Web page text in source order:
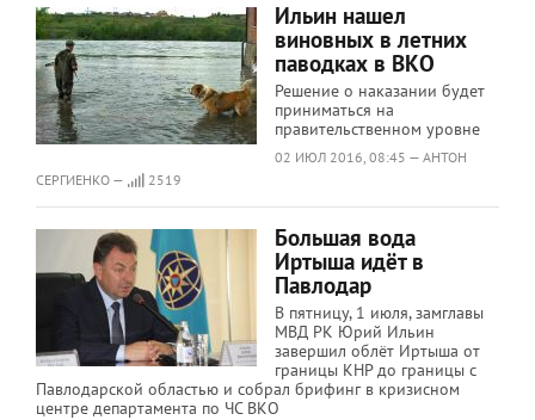
Ильин нашел
виновных в летних
паводках в ВКО
Решение о наказании будет
приниматься на
правительственном уровне
02 ИЮЛ 2016, 08:45 — АНТОН
СЕРГИЕНКО —
2519
Большая вода
Иртыша идёт в
Павлодар
В пятницу, 1 июля, замглавы
МВД РК Юрий Ильин
завершил облёт Иртыша от
границы КНР до границы с
Павлодарской областью и собрал брифинг в кризисном
центре департамента по ЧС ВКО